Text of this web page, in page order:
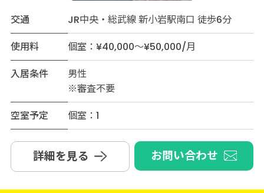
交通
JR中央・総武線 新小岩駅南口 徒歩6分
使用料
個室：¥40,000～¥50,000/月
入居条件
男性
※審査不要
空室予定
個室：1
詳細を見る お問い合わせ